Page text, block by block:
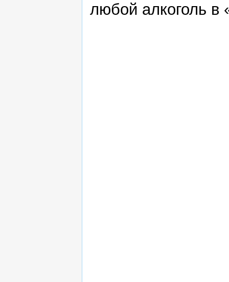
любой алкоголь